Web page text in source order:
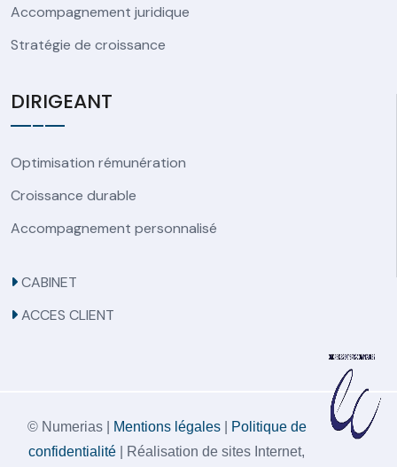
Accompagnement juridique
Stratégie de croissance
DIRIGEANT
Optimisation rémunération
Croissance durable
Accompagnement personnalisé
CABINET
ACCES CLIENT
© Numerias | Mentions légales|
Politique de
confidentialité | Réalisation de sites Internet,